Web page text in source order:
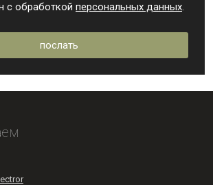
с обработкой персональных данных.
послать